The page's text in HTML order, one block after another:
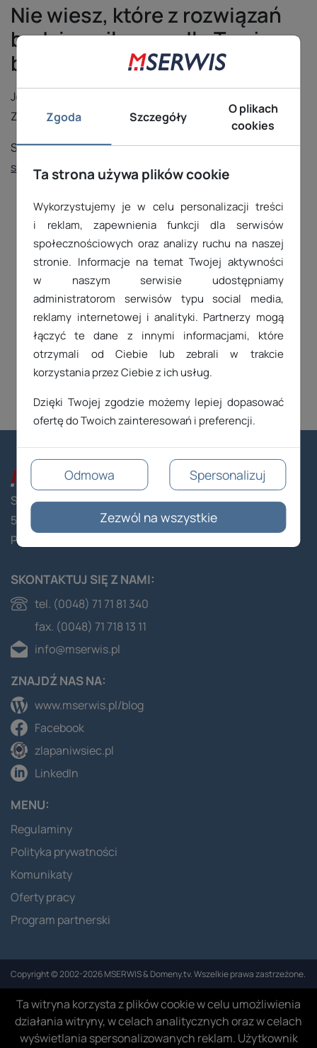
Nie wiesz, które z rozwiązań
będzie najlepsze dla Twojego
biznesu?
Jesteśmy do Twojej dyspozycji!
Zapraszamy!
Sprawdź też jakieinne, dodatkowe rozwiązania w
sklepach internetowych
proponujemy naszym klientom.
Skontaktuj się z nami
71 71 81 340
FORMULARZ
KONTAKTOWY 24H
MENU:
Regulaminy
Polityka prywatności
Komunikaty
Oferty pracy
Program partnerski
ZNAJDŹ NAS NA:
www.mserwis.pl/blog
Facebook
zlapaniwsiec.pl
LinkedIn
SKONTAKTUJ SIĘ Z NAMI:
tel. (0048) 71 71 81 340
fax. (0048) 71 718 13 11
info@mserwis.pl
Stacyjna 1/63
53-613 Wrocław
Polska
Copyright © 2002-2026 MSERWIS & Domeny.tv. Wszelkie prawa zastrzeżone.
Ta witryna korzysta z plików cookie w celu umożliwienia
działania witryny, w celach analitycznych oraz w celach
wyświetlania spersonalizowanych reklam. Użytkownik
Zgoda Szczegóły
O plikach
cookies
Ta strona używa plików cookie
Wykorzystujemy je w celu personalizacji treści
i reklam, zapewnienia funkcji dla serwisów
społecznościowych oraz analizy ruchu na naszej
stronie. Informacje na temat Twojej aktywności
w naszym serwisie udostępniamy
administratorom serwisów typu social media,
reklamy internetowej i analityki. Partnerzy mogą
łączyć te dane z innymi informacjami, które
otrzymali od Ciebie lub zebrali w trakcie
korzystania przez Ciebie z ich usług.
Dzięki Twojej zgodzie możemy lepiej dopasować
ofertę do Twoich zainteresowań i preferencji.
Odmowa Spersonalizuj
Zezwól na wszystkie